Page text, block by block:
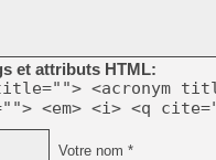
et attributs HTML:
<acronym
<em> <i> <q
Votre nom *